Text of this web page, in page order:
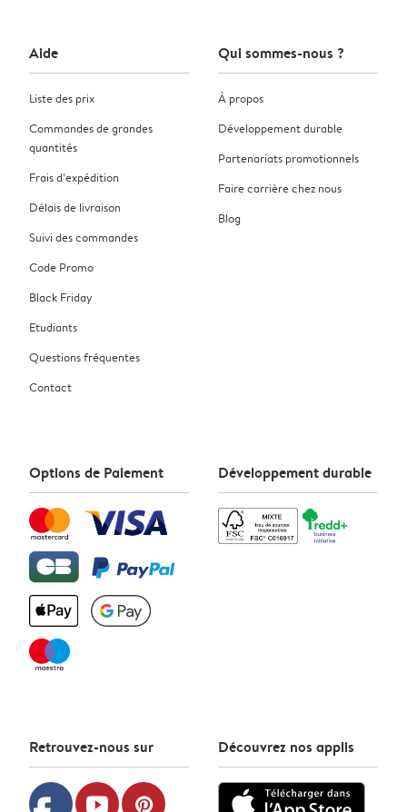
Aide
Liste des prix
Commandes de grandes
quantités
Frais d’expédition
Délais de livraison
Suivi des commandes
Code Promo
Black Friday
Etudiants
Questions fréquentes
Contact
Qui sommes-nous ?
À propos
Développement durable
Partenariats promotionnels
Faire carrière chez nous
Blog
Options de Paiement Développement durable
Retrouvez-nous sur
youtube pinterest
Découvrez nos applis